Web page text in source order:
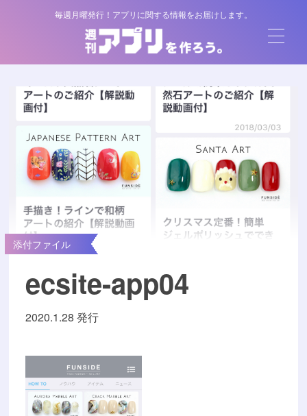
毎週月曜発行！アプリに関する情報をお届けします。
添付ファイル
ecsite-app04
2020.1.28 発行